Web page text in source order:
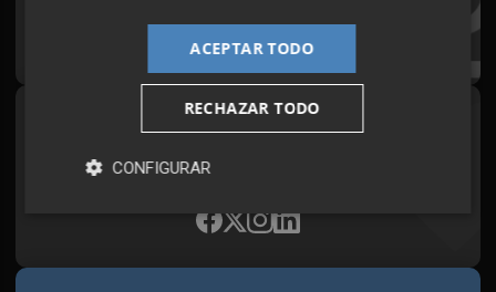
Síguenos en redes
Plaza Podcast, desde cualquier medio
ACEPTAR TODO
RECHAZAR TODO
CONFIGURAR